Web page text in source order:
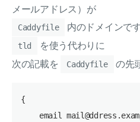
メールアドレス）が
Caddyfile 内のドメインで
tld
を使う代わりに
次の記載を
Caddyfile の先
{
email